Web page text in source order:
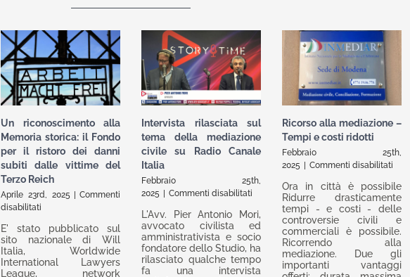
Un riconoscimento alla
Memoria storica: il Fondo
per il ristoro dei danni
subiti dalle vittime del
Terzo Reich
Aprile 23rd, 2025
Commenti
disabilitati
riconoscimento
alla
Memoria
E' stato pubblicato sul
sito nazionale di Will
Italia, Worldwide
International Lawyers
League, network
Intervista rilasciata sul
tema della mediazione
civile su Radio Canale
Italia
Febbraio 25th,
2025
Commenti disabilitati
Intervista
rilasciata
sul
tema
della
mediazione
L'Avv. Pier Antonio Mori,
avvocato civilista ed
amministrativista e socio
fondatore dello Studio, ha
rilasciato qualche tempo
fa una intervista
Ricorso alla mediazione –
Tempi e costi ridotti
Febbraio 25th,
2025
Commenti disabilitati
alla
–
e
costi
ridotti
Ora in città è possibile
Ridurre drasticamente
tempi - e costi - delle
controversie civili e
commerciali è possibile.
Ricorrendo alla
mediazione. Due gli
importanti vantaggi